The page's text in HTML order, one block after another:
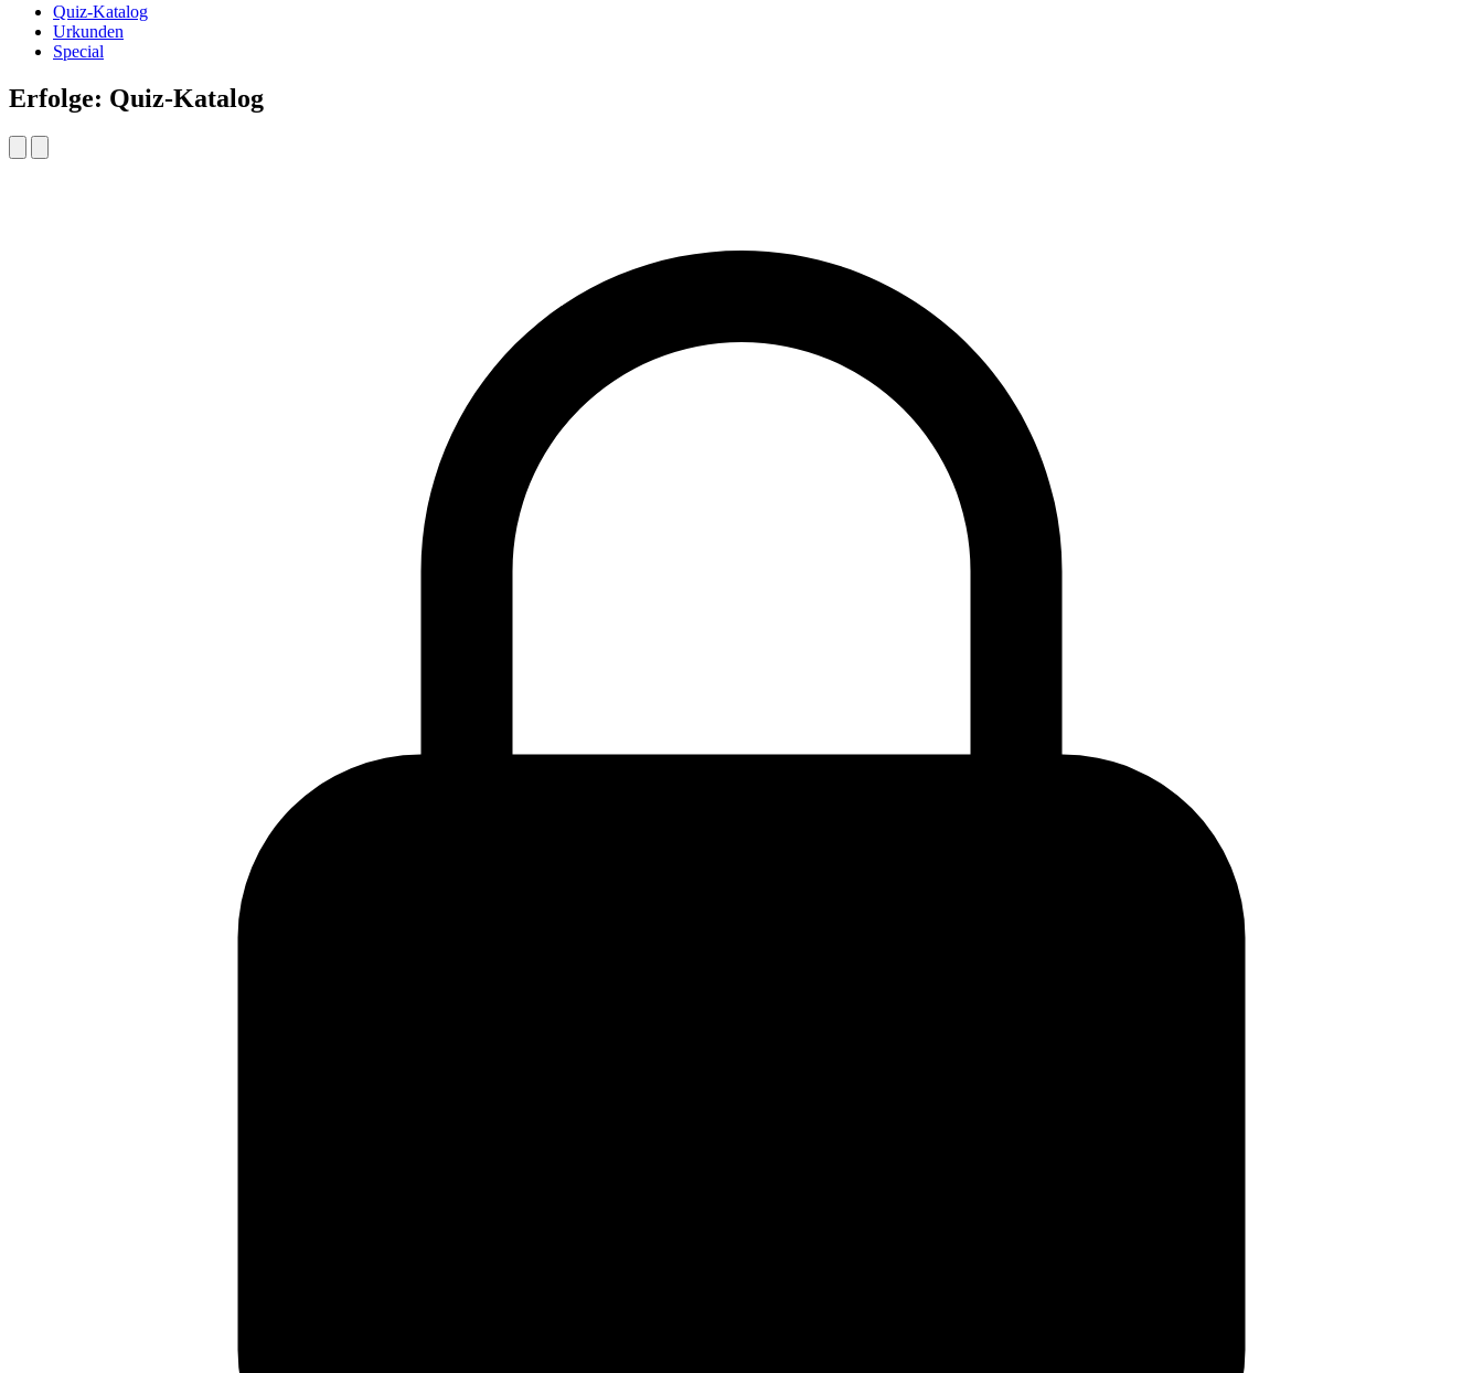
Quiz-Katalog
Urkunden
Special
Erfolge: Quiz-Katalog